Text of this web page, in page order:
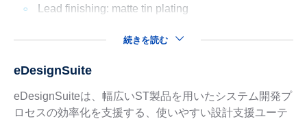
Lead finishing: matte tin plating
続きを読む
eDesignSuite
eDesignSuiteは、幅広いST製品を用いたシステム開発プ
ロセスの効率化を支援する、使いやすい設計支援ユーテ